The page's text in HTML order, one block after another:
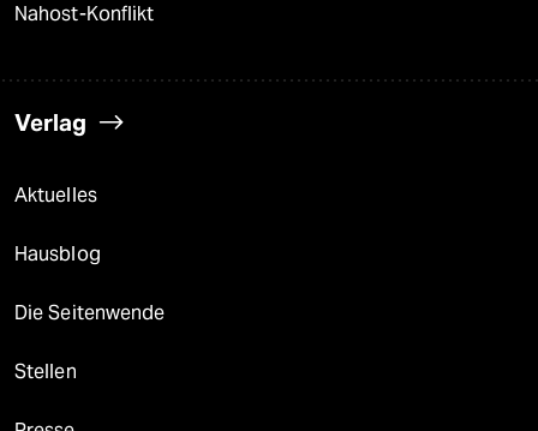
Nahost-Konflikt
Verlag
Aktuelles
Hausblog
Die Seitenwende
Stellen